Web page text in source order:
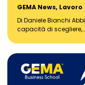
GEMA News, Lavoro
Di Daniele Bianchi
capacità di scegliere,…